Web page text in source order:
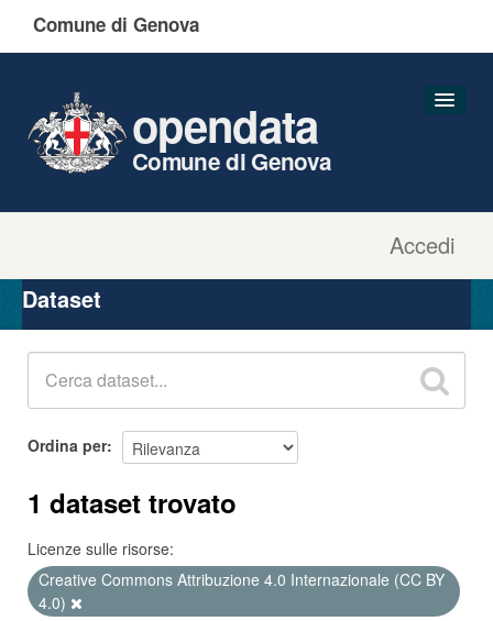
Comune di Genova
Accedi
opendata
Comune di Genova
Organizzazioni
Gruppi
Dataset
Ordina per
1 dataset trovato
Licenze sulle risorse:
Creative Commons Attribuzione 4.0 Internazionale (CC BY
4.0)